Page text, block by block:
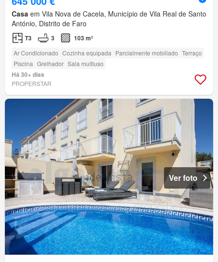
Casa em Vila Nova de Cacela, Município de Vila Real de Santo
António, Distrito de Faro
T3 3 103 m²
Ar Condicionado Cozinha equipada Parcialmente mobiliado Terraço
Piscina Grelhador Sala multiuso
Há 30+ dias
PROPERSTAR
Ver foto